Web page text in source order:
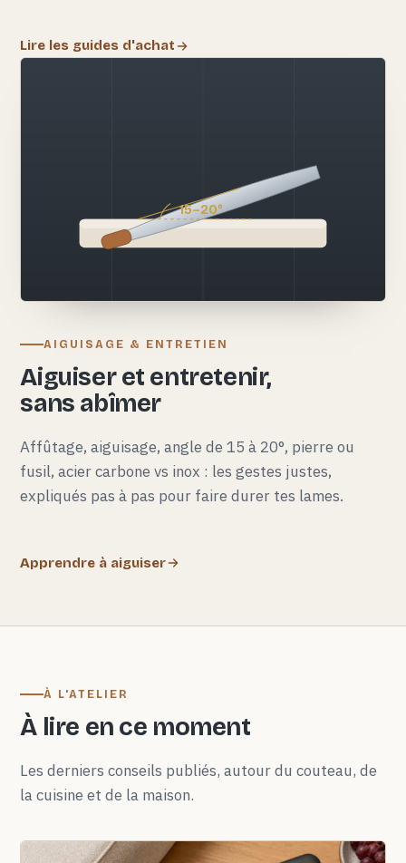
Lire les guides d'achat
15–20°
AIGUISAGE & ENTRETIEN
Aiguiser et entretenir,
sans abîmer
Affûtage, aiguisage, angle de 15 à 20°, pierre ou
fusil, acier carbone vs inox : les gestes justes,
expliqués pas à pas pour faire durer tes lames.
Apprendre à aiguiser
À L'ATELIER
À lire en ce moment
Les derniers conseils publiés, autour du couteau, de
la cuisine et de la maison.